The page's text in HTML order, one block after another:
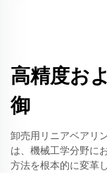
高精度お
御
卸売用リニアベアリ
は、機械工学分野に
方法を根本的に変革